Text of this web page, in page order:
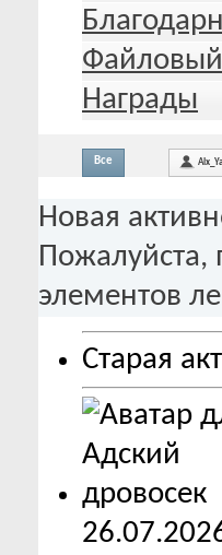
Награды
Все
Новая
Пожалуйста,
элементов
Старая